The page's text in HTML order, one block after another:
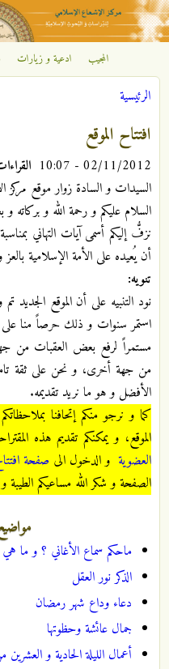
تجاوز إلى
مركز
الإشعاع
الإسلامي
المجيب ادعية و زيارات
أنت هنا
الرئيسية
افتتاح الموقع
02/11/2012 - 10:07
السيدات و السادة زوار موقع مركز
السلام عليكم و رحمة الله و بركاته و
نزفُّ إليكم أسمى آيات التهاني
أن يُعيده على الأمة الإسلامية
تنويه:
نود التنبيه على أن الموقع
استمر سنوات و ذلك حرصاً منا
مستمراً لرفع بعض العقبات من
من جهة أخرى، و نحن على ثقة
الأفضل و هو ما نريد تقديمه.
كما و نرجو منكم إتحافنا
الموقع، و يمكنكم تقديم هذه
العضويةو الدخول الىصفحة
الصفحة و شكر الله مساعيكم الطيبة
ماحكم سماع الأغاني ؟ و ما هي
الذكر نور العقل
دعاء وداع شهر رمضان
جمال عائشة وحظوتها
أعمال الليلة الحادية و